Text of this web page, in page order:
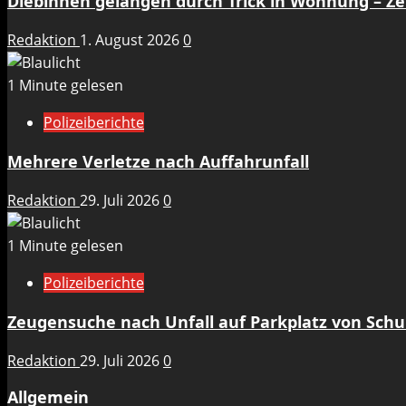
Redaktion 1. August 20260
1 Minute gelesen
Polizeiberichte
Mehrere Verletze nach Auffahrunfall
Redaktion 29. Juli 20260
1 Minute gelesen
Polizeiberichte
Zeugensuche nach Unfall auf Parkplatz von
Redaktion 29. Juli 20260
Allgemein